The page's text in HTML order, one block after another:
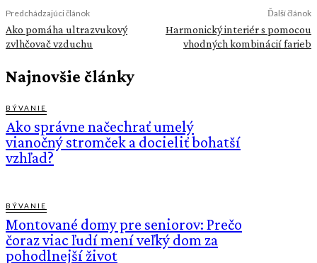
Predchádzajúci článok
Ako pomáha ultrazvukový
zvlhčovač vzduchu
Ďalší článok
Harmonický interiér s pomocou
vhodných kombinácií farieb
Najnovšie články
BÝVANIE
Ako správne načechrať umelý
vianočný stromček a docieliť bohatší
vzhľad?
BÝVANIE
Montované domy pre seniorov: Prečo
čoraz viac ľudí mení veľký dom za
pohodlnejší život